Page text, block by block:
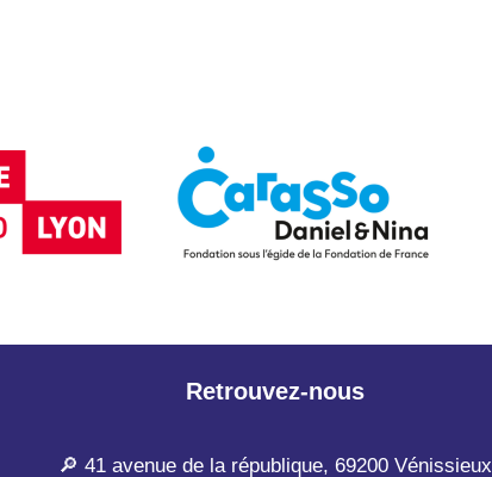
Retrouvez-nous
🔎 41 avenue de la république, 69200 Vénissieux